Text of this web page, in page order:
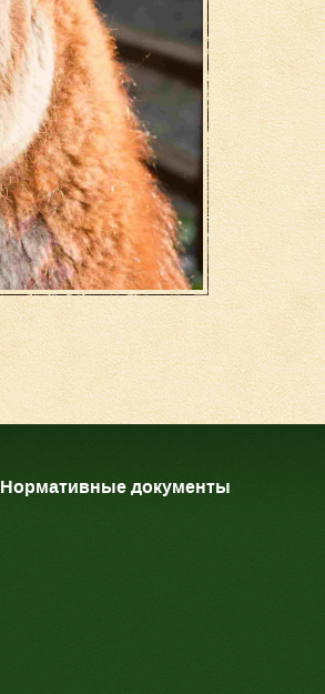
Нормативные документы